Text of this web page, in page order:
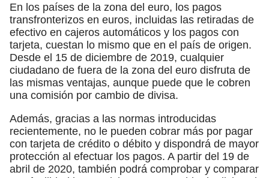
En los países de la zona del euro, los pagos
transfronterizos en euros, incluidas las retiradas de
efectivo en cajeros automáticos y los pagos con
tarjeta, cuestan lo mismo que en el país de origen.
Desde el 15 de diciembre de 2019, cualquier
ciudadano de fuera de la zona del euro disfruta de
las mismas ventajas, aunque puede que le cobren
una comisión por cambio de divisa.
Además, gracias a las normas introducidas
recientemente, no le pueden cobrar más por pagar
con tarjeta de crédito o débito y dispondrá de mayor
protección al efectuar los pagos. A partir del 19 de
abril de 2020, también podrá comprobar y comparar